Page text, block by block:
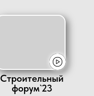
Строительный
форум`23